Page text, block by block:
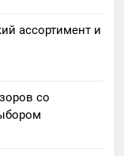
ассортимент и
со